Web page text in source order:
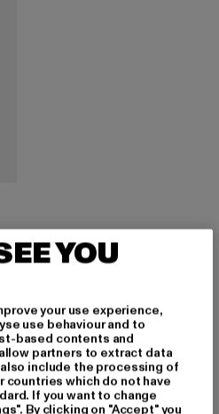
270 kr
FÖR ATT HÅLLA
här och få fra
YOU
your use experience,
use behaviour and to
based contents and
partners to extract data
include the processing of
countries which do not have
If you want to change
By clicking on "Accept" you